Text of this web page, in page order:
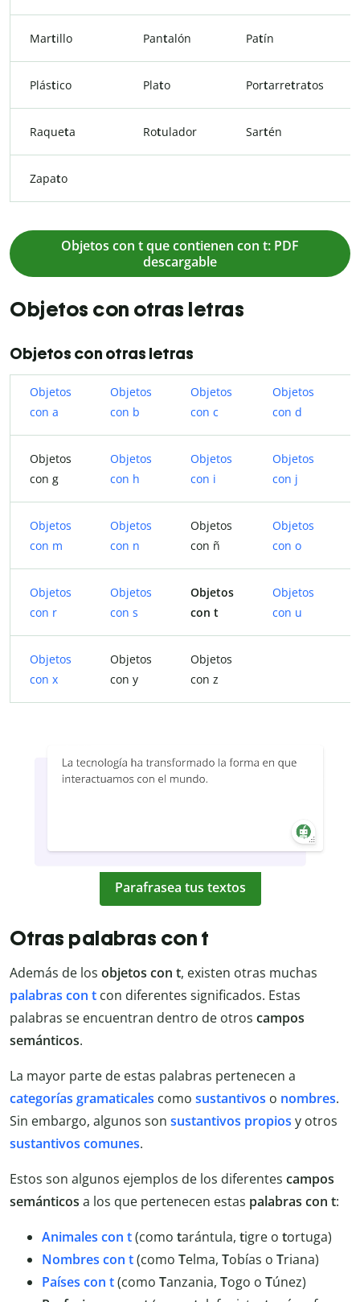
Martillo Pantalón Patín
Plástico Plato Portarretratos
Raqueta Rotulador Sartén
Zapato
Objetos con t que contienen con t: PDF
descargable
Objetos con otras letras
Objetos con otras letras
Objetos
con a
Objetos
con b
Objetos
con ​​c
Objetos
con d
Objetos
con g
Objetos
con h
Objetos
con i
Objetos
con j
Objetos
con m
Objetos
con n
Objetos
con ñ
Objetos
con o
Objetos
con r
Objetos
con s
Objetos
con t
Objetos
con u
Objetos
con x
Objetos
con y
Objetos
con z
Parafrasea tus textos
Otras palabras con t
Además de los objetos con t, existen otras muchas
palabras con t con diferentes significados. Estas
palabras se encuentran dentro de otros campos
semánticos.
La mayor parte de estas palabras pertenecen a
categorías gramaticales como sustantivos o nombres.
Sin embargo, algunos son sustantivos propios y otros
sustantivos comunes.
Estos son algunos ejemplos de los diferentes campos
semánticos a los que pertenecen estas palabras con t:
Animales con t(como tarántula, tigre o tortuga)
Nombres con t(como Telma, Tobías o Triana)
Países con t(como Tanzania, Togo o Túnez)